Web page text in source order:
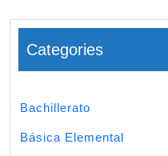
Categories
Bachillerato
Básica Elemental